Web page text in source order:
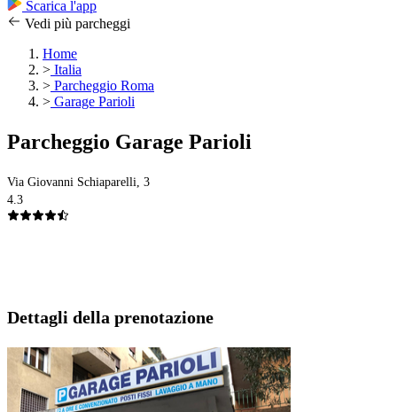
Scarica l'app
Vedi più parcheggi
Home
> Italia
> Parcheggio Roma
> Garage Parioli
Parcheggio Garage Parioli
Via Giovanni Schiaparelli, 3
4.3
Dettagli della prenotazione